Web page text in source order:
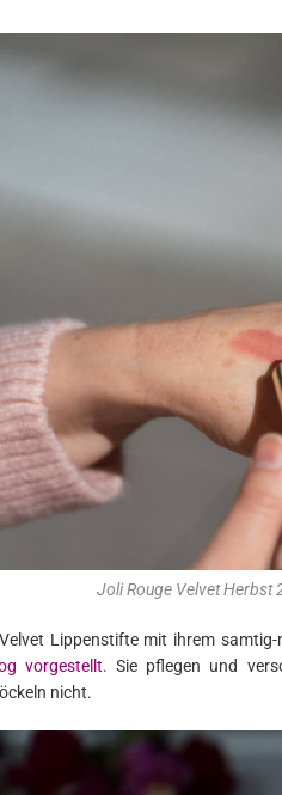
Joli Rouge Velvet Herbst
Lippenstifte mit ihrem
vorgestellt. Sie pflegen und
nicht.